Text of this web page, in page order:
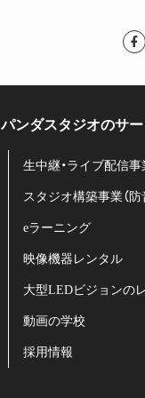
パンダスタジオのサ
生中継・ライブ配信事
スタジオ構築事業（防
eラーニング
映像機器レンタル
大型LEDビジョンの
動画の学校
採用情報